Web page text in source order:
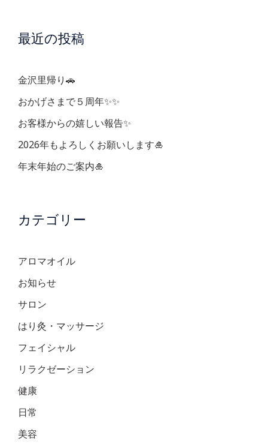
シ
ョ
ン
最近の投稿
金沢里帰り🚗
おかげさまで５周年✨✨
お客様からの嬉しい報告✨
2026年もよろしくお願いします🎍
年末年始のご案内🎍
カテゴリー
アロマオイル
お知らせ
サロン
はり灸・マッサージ
フェイシャル
リラクゼーション
健康
日常
美容